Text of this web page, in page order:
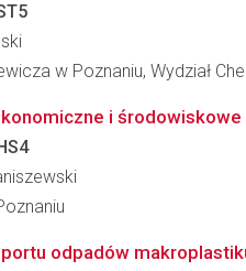
w Poznaniu, Wydział
i
odpadów